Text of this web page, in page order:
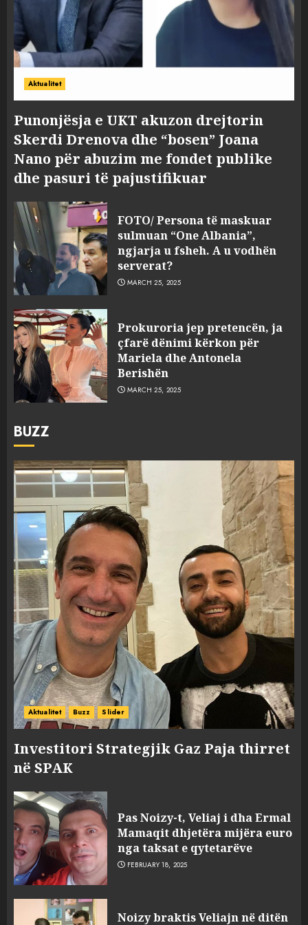
Aktualitet
Punonjësja e UKT akuzon drejtorin
Skerdi Drenova dhe “bosen” Joana
Nano për abuzim me fondet publike
dhe pasuri të pajustifikuar
FOTO/ Persona të maskuar
sulmuan “One Albania”,
ngjarja u fsheh. A u vodhën
serverat?
MARCH 25, 2025
Prokuroria jep pretencën, ja
çfarë dënimi kërkon për
Mariela dhe Antonela
Berishën
MARCH 25, 2025
BUZZ
Aktualitet Buzz Slider
Investitori Strategjik Gaz Paja thirret
në SPAK
Pas Noizy-t, Veliaj i dha Ermal
Mamaqit dhjetëra mijëra euro
nga taksat e qytetarëve
FEBRUARY 18, 2025
Noizy braktis Veliajn në ditën
sulmuan “One Albania”,